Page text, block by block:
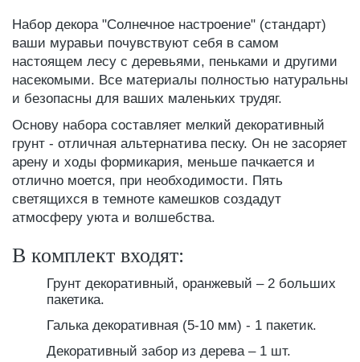
Набор декора "Солнечное настроение" (стандарт)
ваши муравьи почувствуют себя в самом
настоящем лесу с деревьями, пеньками и другими
насекомыми. Все материалы полностью натуральны
и безопасны для ваших маленьких трудяг.
Основу набора составляет мелкий декоративный
грунт - отличная альтернатива песку. Он не засоряет
арену и ходы формикария, меньше пачкается и
отлично моется, при необходимости. Пять
светящихся в темноте камешков создадут
атмосферу уюта и волшебства.
В комплект входят:
Грунт декоративный, оранжевый ‒ 2 больших
пакетика.
Галька декоративная (5-10 мм) - 1 пакетик.
Декоративный забор из дерева ‒ 1 шт.